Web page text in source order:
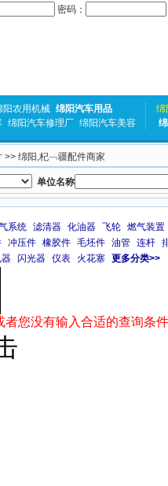
密码：
阳农用机械 绵阳汽车用品
绵阳汽车修理厂 绵阳汽车美容
绵
>> 绵阳,杞﹁疆配件商家
单位名称
系统 滤清器 化油器 飞轮 燃气装置
冲压件 橡胶件 毛坯件 油管 连杆
器 闪光器 仪表 火花塞 更多分类>>
您没有输入合适的查询条